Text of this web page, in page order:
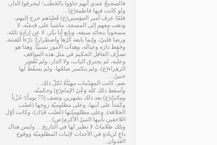
فالصحيحُ عندي أنهم جاؤوا بالحَطَب؛ ليحرقوا الدار،
ولو كانت فيها فاطمة(ع)…
فلمّا عرف أمير المؤمنين(ع) قَصْدَهم خرج إليهم،
وذهب معهم إلى المسجد، ماشياً على قدمَيْه، لا
مسحوباً بنجائد سيفه، وبايع أبا بكر، لا عن إرادةٍ تامّة،
ورضا قلبيّ، وإنما بايعه كُرْهاً واضطراراً؛ دَرْءاً للفتنة،
وحَفِظ دارَه وعيالَه، وهدأت الأمور نسبيّاً. وهذا هو
تصرُّف العاقل الحكيم في مثل هذه المواقف.
وعليه، لم يحترق الباب، ولا الدار، ولم تُعْصَر
الزهراء(ع)، ولم ينكسر ضلعُها، ولم يسقُطْ لها
جنينٌ…
نعم، كانت المقدّمات مهيّأةً لكلّ ذلك…
وأسقط ذلك كلَّه وَعْيُ الإمام(ع) وحكمتُه…
وماتَتْ(ع) بعد ذلك بشهرين ونصف (75 يوماً)؛ حُزْناً
وكَمَداً على أبيها، وعلى مظلوميّة زوجها (غَصْب
الخلافة)، وعلى مظلوميّتها (غَصْب فَدَك)، وكانت أوّل
اللاحقين بأبيها النبيّ الأكرم(ص)…
وتلك ظلاماتٌ لا نظير لها في التاريخ… وليس هناك
داعٍ لزيادةٍ في الأحداث لإثبات المظلوميّة ووقوع
العدوان...